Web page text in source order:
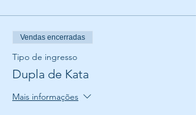
Vendas encerradas
Tipo de ingresso
Dupla de Kata
Mais informações